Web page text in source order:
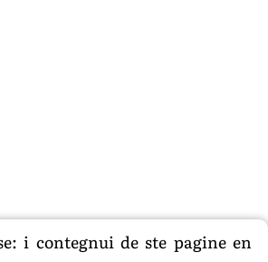
i contegnui de ste pagine en